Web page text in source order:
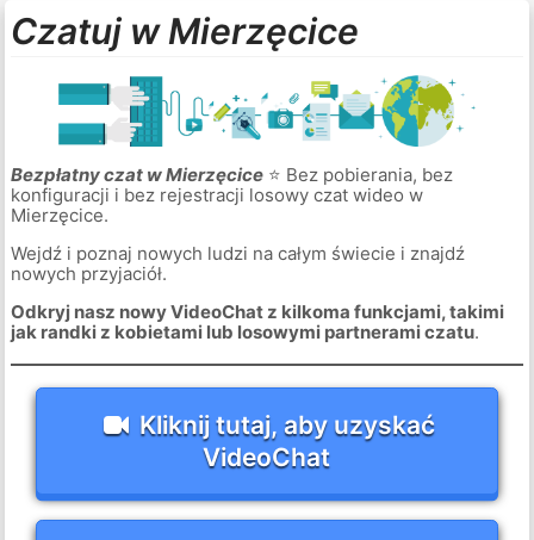
Czatuj w Mierzęcice
Bezpłatny czat w Mierzęcice⭐ Bez pobierania, bez
konfiguracji i bez rejestracji losowy czat wideo w
Mierzęcice.
Wejdź i poznaj nowych ludzi na całym świecie i znajdź
nowych przyjaciół.
Odkryj nasz nowy VideoChat z kilkoma funkcjami, takimi
jak randki z kobietami lub losowymi partnerami czatu.
Kliknij tutaj, aby uzyskać
VideoChat